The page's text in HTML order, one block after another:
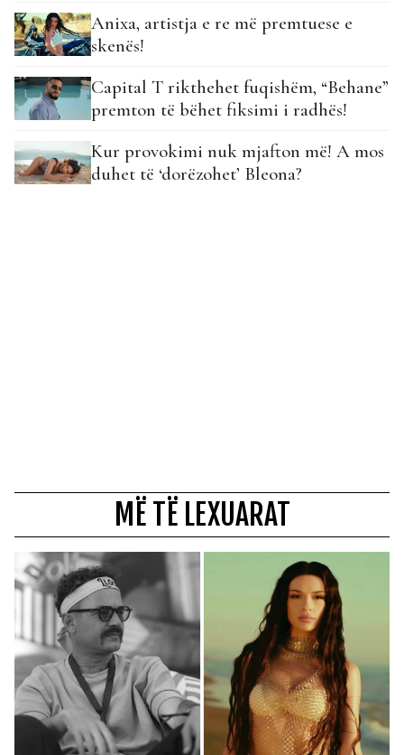
Anixa, artistja e re më premtuese e
skenës!
Capital T rikthehet fuqishëm, “Behane”
premton të bëhet fiksimi i radhës!
Kur provokimi nuk mjafton më! A mos
duhet të ‘dorëzohet’ Bleona?
MË TË LEXUARAT